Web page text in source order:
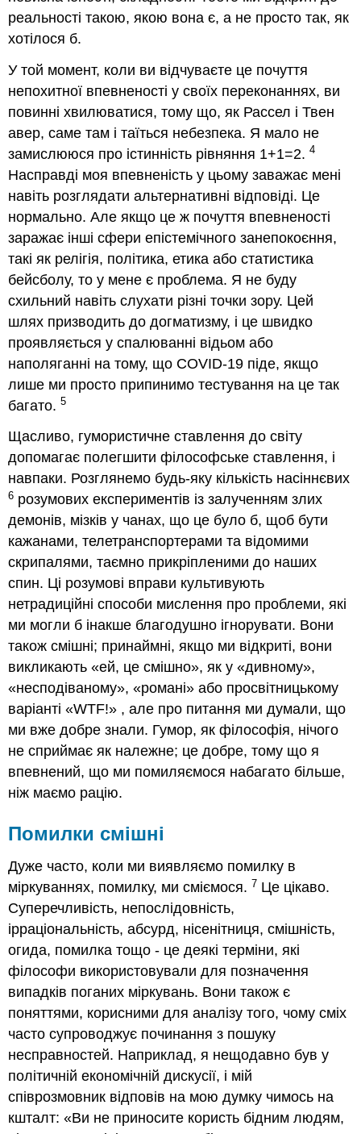
реальності такою, якою вона є, а не просто так, як
хотілося б.
У той момент, коли ви відчуваєте це почуття
непохитної впевненості у своїх переконаннях, ви
повинні хвилюватися, тому що, як Рассел і Твен
авер, саме там і таїться небезпека. Я мало не
замислююся про істинність рівняння 1+1=2.4
Насправді моя впевненість у цьому заважає мені
навіть розглядати альтернативні відповіді. Це
нормально. Але якщо це ж почуття впевненості
заражає інші сфери епістемічного занепокоєння,
такі як релігія, політика, етика або статистика
бейсболу, то у мене є проблема. Я не буду
схильний навіть слухати різні точки зору. Цей
шлях призводить до догматизму, і це швидко
проявляється у спалюванні відьом або
наполяганні на тому, що COVID-19 піде, якщо
лише ми просто припинимо тестування на це так
багато.5
Щасливо, гумористичне ставлення до світу
допомагає полегшити філософське ставлення, і
навпаки. Розглянемо будь-яку кількість насіннєвих
6 розумових експериментів із залученням злих
демонів, мізків у чанах, що це було б, щоб бути
кажанами, телетранспортерами та відомими
скрипалями, таємно прикріпленими до наших
спин. Ці розумові вправи культивують
нетрадиційні способи мислення про проблеми, які
ми могли б інакше благодушно ігнорувати. Вони
також смішні; принаймні, якщо ми відкриті, вони
викликають «ей, це смішно», як у «дивному»,
«несподіваному», «романі» або просвітницькому
варіанті «WTF!» , але про питання ми думали, що
ми вже добре знали. Гумор, як філософія, нічого
не сприймає як належне; це добре, тому що я
впевнений, що ми помиляємося набагато більше,
ніж маємо рацію.
Помилки смішні
Дуже часто, коли ми виявляємо помилку в
міркуваннях, помилку, ми сміємося. 7 Це цікаво.
Суперечливість, непослідовність,
ірраціональність, абсурд, нісенітниця, смішність,
огида, помилка тощо - це деякі терміни, які
філософи використовували для позначення
випадків поганих міркувань. Вони також є
поняттями, корисними для аналізу того, чому сміх
часто супроводжує починання з пошуку
несправностей. Наприклад, я нещодавно був у
політичній економічній дискусії, і мій
співрозмовник відповів на мою думку чимось на
кшталт: «Ви не приносите користь бідним людям,